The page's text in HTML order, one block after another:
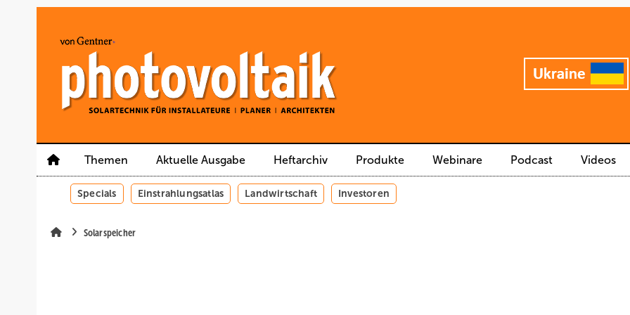
Themen Aktuelle Ausgabe Heftarchiv Produkte Webinare Podcast Videos
Specials Einstrahlungsatlas Landwirtschaft Investoren
Solarspeicher